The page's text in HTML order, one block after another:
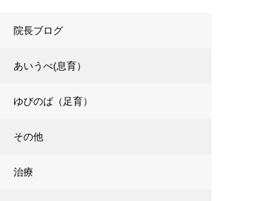
院長ブログ
あいうべ(息育）
ゆびのば（足育）
その他
治療